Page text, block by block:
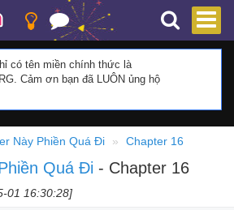
có tên miền chính thức là
Cảm ơn bạn đã LUÔN ủng hộ
Này Phiền Quá Đi Chapter 16
Quá Đi - Chapter 16
01 16:30:28]